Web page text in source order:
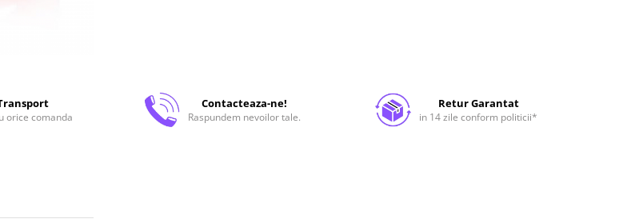
orice comanda
Contacteaza-ne!
Raspundem nevoilor tale.
Retur Garantat
in 14 zile conform politicii*